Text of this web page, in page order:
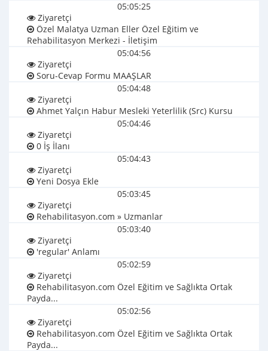
05:05:25
Ziyaretçi
Özel Malatya Uzman Eller Özel Eğitim ve
Rehabilitasyon Merkezi - İletişim
05:04:56
Ziyaretçi
Soru-Cevap Formu MAAŞLAR
05:04:48
Ziyaretçi
Ahmet Yalçın Habur Mesleki Yeterlilik (Src) Kursu
05:04:46
Ziyaretçi
0 İş İlanı
05:04:43
Ziyaretçi
Yeni Dosya Ekle
05:03:45
Ziyaretçi
Rehabilitasyon.com » Uzmanlar
05:03:40
Ziyaretçi
'regular' Anlamı
05:02:59
Ziyaretçi
Rehabilitasyon.com Özel Eğitim ve Sağlıkta Ortak
Payda...
05:02:56
Ziyaretçi
Rehabilitasyon.com Özel Eğitim ve Sağlıkta Ortak
Payda...